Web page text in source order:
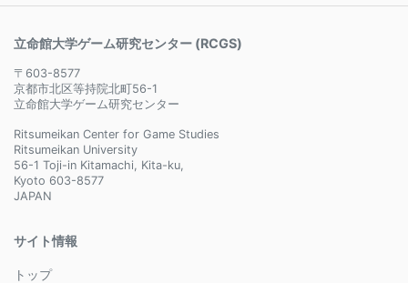
立命館大学ゲーム研究センター (RCGS)
〒603-8577
京都市北区等持院北町56-1
立命館大学ゲーム研究センター
Ritsumeikan Center for Game Studies
Ritsumeikan University
56-1 Toji-in Kitamachi, Kita-ku,
Kyoto 603-8577
JAPAN
サイト情報
トップ